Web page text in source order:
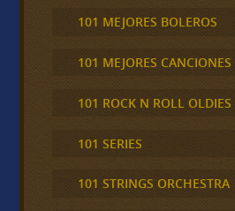
101 MEJORES BOLEROS
101 MEJORES
101 ROCK N ROLL
101 SERIES
101 STRINGS ORCHESTRA